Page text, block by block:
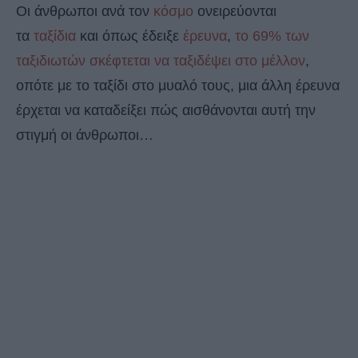
Οι άνθρωποι ανά τον κόσμο ονειρεύονται
τα ταξίδια και όπως έδειξε έρευνα, το 69% των
ταξιδιωτών σκέφτεται να ταξιδέψει στο μέλλον,
οπότε με το ταξίδι στο μυαλό τους, μια άλλη έρευνα
έρχεται να καταδείξει πώς αισθάνονται αυτή την
στιγμή οι άνθρωποι…